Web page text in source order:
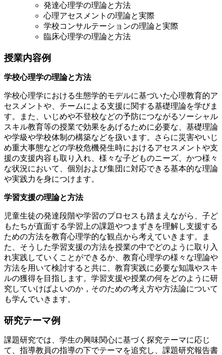
発達心理学の理論と方法
心理アセスメントの理論と実際
学校コンサルテーションの理論と実際
臨床心理学の理論と方法
授業内容例
学校心理学の理論と方法
学校心理学における生態学的モデルに基づいた心理教育的ア
セスメントや、チームによる支援に関する基礎理論を学びま
す。また、いじめや不登校などの予防につながるソーシャル
スキル教育等の授業で効果をあげるために必要な、基礎理論
や学級や学校体制の構築などを扱います。さらに災害やいじ
め重大事態などの学校危機発生時におけるアセスメントや支
援の支援内容も取り入れ、様々な子どものニーズ、かつ様々
な状況において、個別および集団に対応できる基本的な理論
や実践力を身につけます。
学習支援の理論と方法
児童生徒の発達段階や学習のプロセスも踏まえながら、子ど
もたちが直面する学習上の課題やつまずきを理解し支援する
ための方法を教育心理学的な観点から考えていきます。ま
た、そうした学習支援の方法を授業の中でどのように取り入
れ実践していくことができるか、教育心理学の様々な理論や
方法を用いて検討すると共に、教育実践に必要な知識やスキ
ルの獲得を目指します。学習支援や授業の何をどのように研
究していけばよいのか，そのための考え方や方法論について
も学んでいきます。
研究テーマ例
課題研究では、学生の興味関心に基づく探究テーマに応じ
て、指導教員の指導の下でテーマを追究し、課題研究報告書